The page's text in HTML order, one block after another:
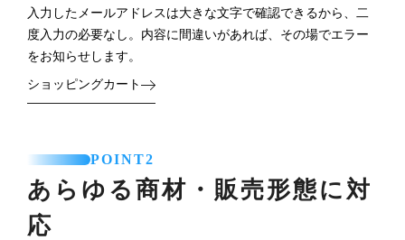
入力したメールアドレスは大きな文字で確認できるから、二
度入力の必要なし。内容に間違いがあれば、その場でエラー
をお知らせします。
ショッピングカート
POINT2
あらゆる商材・販売形態に対
応